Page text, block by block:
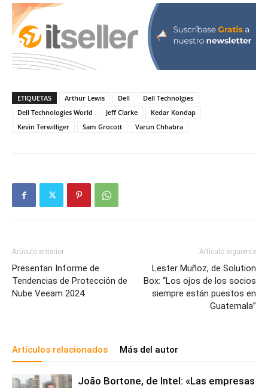
ETIQUETAS Arthur Lewis Dell
Dell Technolgies
Dell Technologies World
Jeff Clarke
Kedar Kondap
Kevin Terwilliger
Sam Grocott Varun Chhabra
Artículo anterior
Presentan Informe de
Tendencias de Protección de
Nube Veeam 2024
Artículo siguiente
Lester Muñoz, de Solution
Box: “Los ojos de los socios
siempre están puestos en
Guatemala”
Artículos relacionados Más del autor
João Bortone, de Intel: «Las empresas